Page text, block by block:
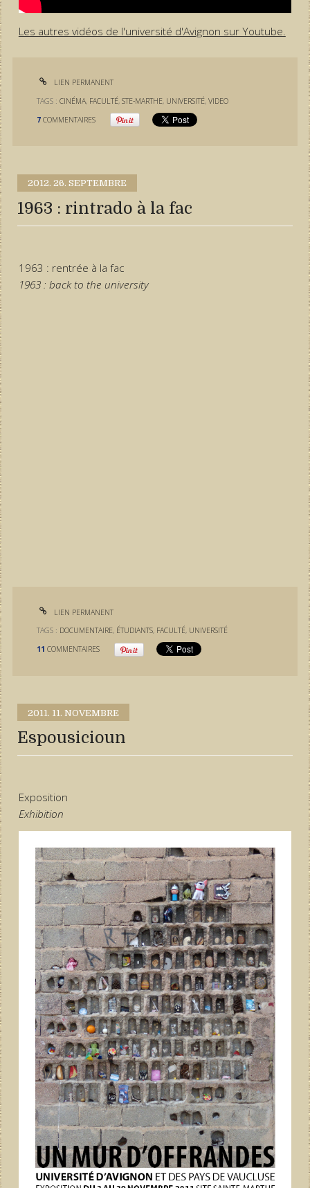
Les autres vidéos de l'université d'Avignon sur Youtube.
LIEN PERMANENT
TAGS :CINÉMA, FACULTÉ,STE-MARTHE, UNIVERSITÉ,VIDEO
7 COMMENTAIRES
2012. 26. SEPTEMBRE
1963 : rintrado à la fac
1963 : rentrée à la fac
1963 : back to the university
LIEN PERMANENT
TAGS : DOCUMENTAIRE, ÉTUDIANTS, FACULTÉ, UNIVERSITÉ
11 COMMENTAIRES
2011. 11. NOVEMBRE
Espousicioun
Exposition
Exhibition